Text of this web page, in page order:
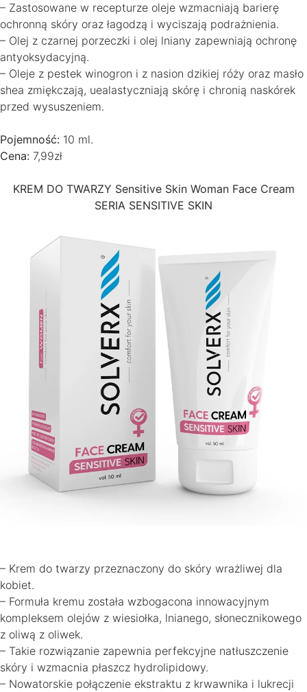
– Zastosowane w recepturze oleje wzmacniają barierę
ochronną skóry oraz łagodzą i wyciszają podrażnienia.
– Olej z czarnej porzeczki i olej lniany zapewniają ochronę
antyoksydacyjną.
– Oleje z pestek winogron i z nasion dzikiej róży oraz masło
shea zmiękczają, uealastyczniają skórę i chronią naskórek
przed wysuszeniem.
Pojemność: 10 ml.
Cena: 7,99zł
KREM DO TWARZY Sensitive Skin Woman Face Cream
SERIA SENSITIVE SKIN
– Krem do twarzy przeznaczony do skóry wrażliwej dla
kobiet.
– Formuła kremu została wzbogacona innowacyjnym
kompleksem olejów z wiesiołka, lnianego, słonecznikowego
z oliwą z oliwek.
– Takie rozwiązanie zapewnia perfekcyjne natłuszczenie
skóry i wzmacnia płaszcz hydrolipidowy.
– Nowatorskie połączenie ekstraktu z krwawnika i lukrecji